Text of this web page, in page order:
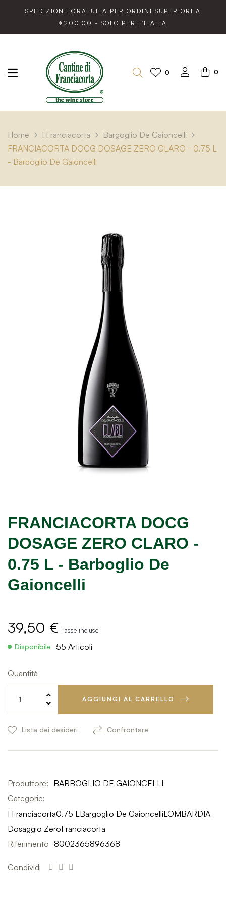
SPEDIZIONE GRATUITA PER ORDINI SUPERIORI A
€200,00 - SOLO PER L'ITALIA
0 0
Home I Franciacorta
Bargoglio De Gaioncelli
FRANCIACORTA DOCG DOSAGE ZERO CLARO - 0.75 L
- Barboglio De Gaioncelli
FRANCIACORTA DOCG
DOSAGE ZERO CLARO -
0.75 L - Barboglio De
Gaioncelli
39,50 € Tasse incluse
Disponibile 55 Articoli
Quantità
AGGIUNGI AL CARRELLO
Lista dei desideri Confrontare
Produttore: BARBOGLIO DE GAIONCELLI
Categorie:
I Franciacorta0.75 L Bargoglio De GaioncelliLOMBARDIA
Dosaggio ZeroFranciacorta
Riferimento 8002365896368
Condividi